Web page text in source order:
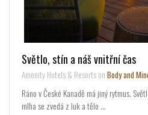
Světlo, stín a náš vnitřní čas
Amenity Hotels & Resorts on Body and
Ráno v České Kanadě má jiný rytmus.
mlha se zvedá z luk a tělo …